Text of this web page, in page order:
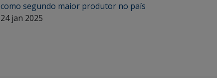
como segundo maior produtor no país
24 jan 2025